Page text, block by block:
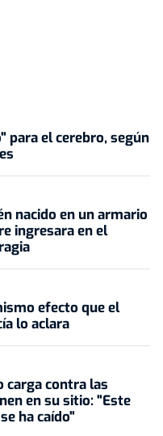
para el cerebro, según
nacido en un armario
ingresara en el
efecto que el
lo aclara
carga contra las
en su sitio: "Este
ha caído"